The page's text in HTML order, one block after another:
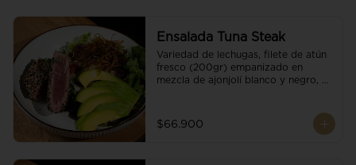
Ensalada Tuna Steak
Variedad de lechugas, filete de atún
fresco (200gr) empanizado en
mezcla de ajonjolí blanco y negro,
parmesano, puerro crocante y
reducción de balsámico.
$66.900